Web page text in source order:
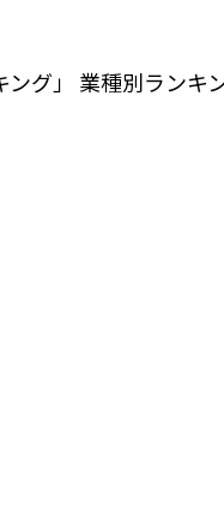
グ」 業種別ランキ